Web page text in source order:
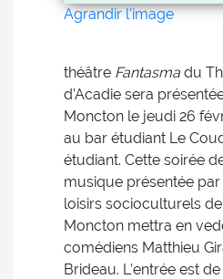
Agrandir l'image
théâtre Fantasma du
d’Acadie sera
Moncton le jeudi 26
au bar étudiant Le
étudiant. Cette soirée
musique présentée
loisirs socioculturels de
Moncton mettra en
comédiens Matthieu
Brideau. L’entrée est